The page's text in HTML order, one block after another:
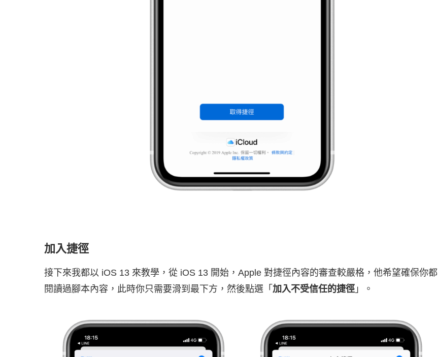
加入捷徑
接下來我都以 iOS 13 來教學，從 iOS 13 開始，Apple 對捷徑內容的審查較嚴格，他希望確保你都
閱讀過腳本內容，此時你只需要滑到最下方，然後點選「 加入不受信任的捷徑 」。